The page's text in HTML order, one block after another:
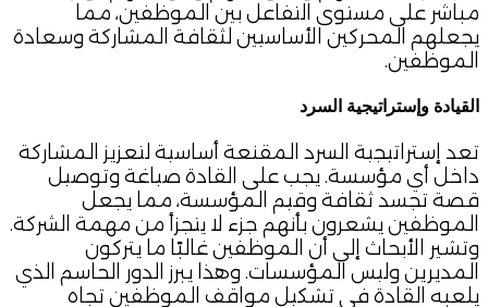
مباشر على مستوى التفاعل بين الموظفين، مما
يجعلهم المحركين الأساسيين لثقافة المشاركة وسعادة
الموظفين.
القيادة وإستراتيجية السرد
تعد إستراتيجية السرد المقنعة أساسية لتعزيز المشاركة
داخل أي مؤسسة. يجب على القادة صياغة وتوصيل
قصة تجسد ثقافة وقيم المؤسسة، مما يجعل
الموظفين يشعرون بأنهم جزء لا يتجزأ من مهمة الشركة.
وتشير الأبحاث إلى أن الموظفين غالبًا ما يتركون
المديرين وليس المؤسسات. وهذا يبرز الدور الحاسم الذي
يلعبه القادة في تشكيل مواقف الموظفين تجاه